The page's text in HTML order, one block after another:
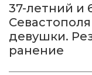
37-летний и
девушки.
ранение